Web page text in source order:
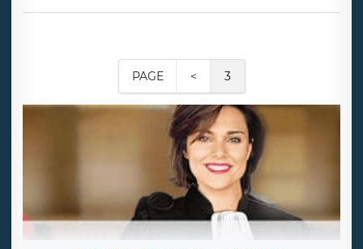
PAGE < 3